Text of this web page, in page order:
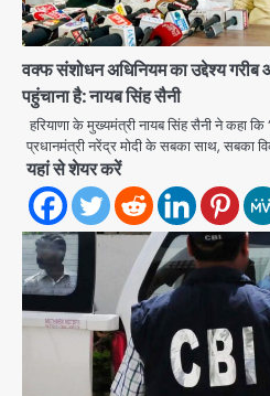
वक्फ संशोधन अधिनियम का उद्देश्य
पहुंचाना है: नायब सिंह सैनी
हरियाणा के मुख्यमंत्री नायब सिंह सैनी ने कहा
प्रधानमंत्री नरेंद्र मोदी के सबका साथ, सबका
यहां से शेयर करें